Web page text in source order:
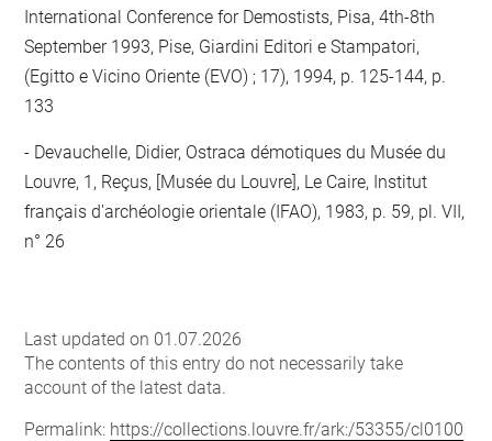
International Conference for Demostists, Pisa, 4th-8th
September 1993, Pise, Giardini Editori e Stampatori,
(Egitto e Vicino Oriente (EVO) ; 17), 1994, p. 125-144, p.
133
Devauchelle, Didier, Ostraca démotiques du Musée du
Louvre, 1, Reçus, [Musée du Louvre], Le Caire, Institut
français d'archéologie orientale (IFAO), 1983, p. 59, pl. VII,
n° 26
Last updated on 01.07.2026
The contents of this entry do not necessarily take
account of the latest data.
Permalink: https://collections.louvre.fr/ark:/53355/cl0100